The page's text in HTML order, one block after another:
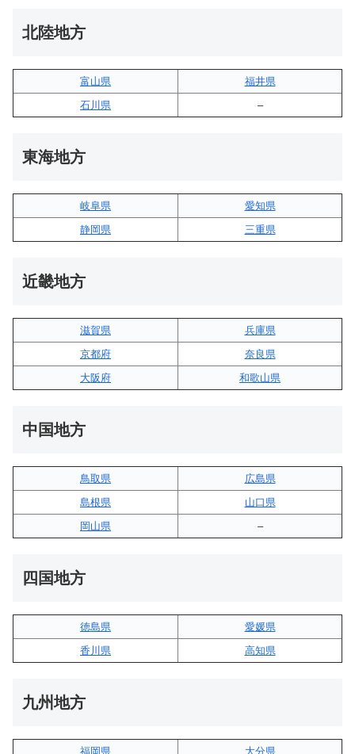
北陸地方
富山県
福井県
石川県
–
東海地方
岐阜県
愛知県
静岡県
三重県
近畿地方
滋賀県
兵庫県
京都府
奈良県
大阪府
和歌山県
中国地方
鳥取県
広島県
島根県
山口県
岡山県
–
四国地方
徳島県
愛媛県
香川県
高知県
九州地方
福岡県 大分県